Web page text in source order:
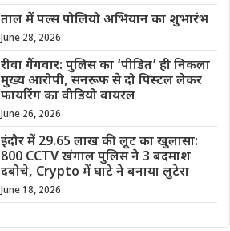
ताल में पल्स पोलियो अभियान का शुभारंभ
June 28, 2026
रीवा गैंगवार: पुलिस का ‘पीड़ित’ ही निकला
मुख्य आरोपी, सनरूफ से दो पिस्टल लेकर
फायरिंग का वीडियो वायरल
June 26, 2026
इंदौर में 29.65 लाख की लूट का खुलासा:
800 CCTV खंगाल पुलिस ने 3 बदमाश
दबोचे, Crypto में घाटे ने बनाया लुटेरा
June 18, 2026